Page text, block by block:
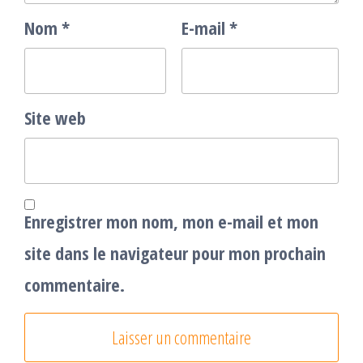
Nom * E-mail *
Site web
Enregistrer mon nom, mon e-mail et mon
site dans le navigateur pour mon prochain
commentaire.